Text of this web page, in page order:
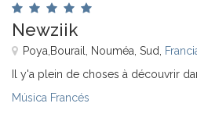
Newziik
Poya,Bourail, Nouméa, Sud,
Il y'a plein de choses à découvrir
Música Francés